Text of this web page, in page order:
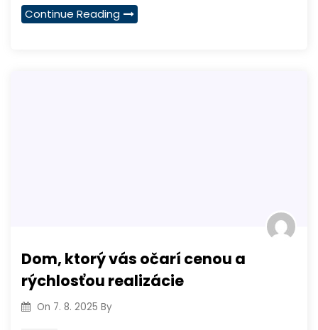
Continue Reading
Dom, ktorý vás očarí cenou a
rýchlosťou realizácie
On 7. 8. 2025 By